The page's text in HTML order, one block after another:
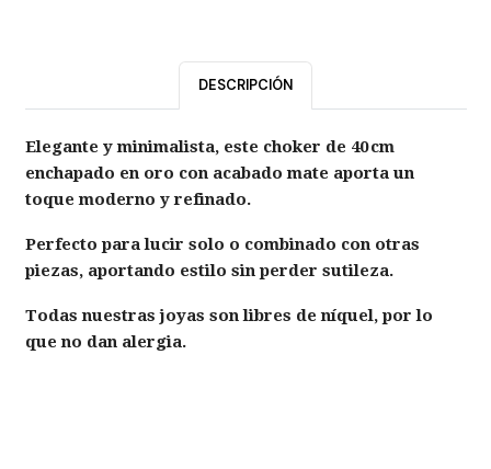
DESCRIPCIÓN
Elegante y minimalista, este choker de 40 cm
enchapado en oro con acabado mate aporta un
toque moderno y refinado.
Perfecto para lucir solo o combinado con otras
piezas, aportando estilo sin perder sutileza.
Todas nuestras joyas son libres de níquel, por lo
que no dan alergia.